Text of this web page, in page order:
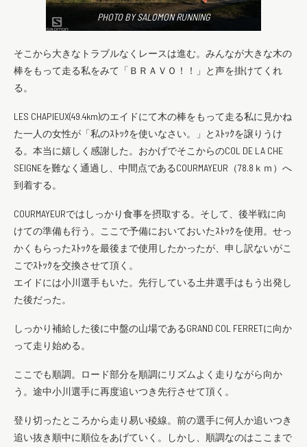
PHOTO BY SALOMON RUNNING
そこから大きなトラブルなくレースは進む。みんなが大きな木の
棒をもって走る私をみて「ＢＲＡＶＯ！！」と声を掛けてくれ
る。
LES CHAPIEUX(49.4km)のエイドにて木の棒をもって走る私に見かね
た一人の女性が「私のｽﾄｯｸを使いなさい。」とｽﾄｯｸを譲りうけ
る。本当に嬉しく感謝した。おかげでそこからのCOL DE LA CHE
SEIGNEを難なく通過し、中間点であるCOURMAYEUR（78.8ｋｍ）へ
到着する。
COURMAYEURではしっかり食事を摂取する。そして、後半戦に向
けての準備も行う。ここで予備においておいたｽﾄｯｸを使用。せっ
かくもらったｽﾄｯｸを最後まで使用したかったが、申し訳ないがこ
こでｽﾄｯｸを交換させて頂く。
エイドには小川選手もいた。先行している土井選手はもう出発し
た後だった。
しっかり補給した後に中盤の山場であるGRAND COL FERRETに向か
って走り始める。
ここでも順調。ロード部分を順調にリズムよく走りながら向か
う。途中小川選手に再度追いつき先行させて頂く。
登り切ったところから走り易い稜線。前の選手に何人か追いつき
追い抜き順中に順位をあげていく。しかし、順調なのはここまで